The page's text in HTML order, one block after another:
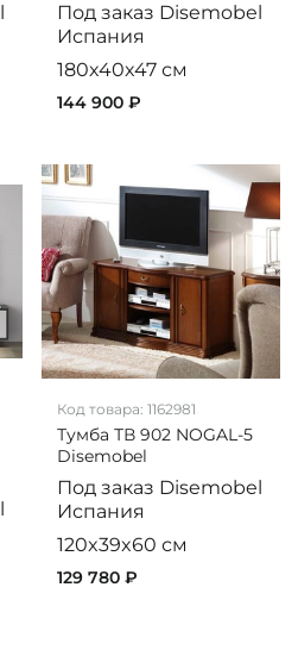
Под заказ Disemobel
Испания
180x40x47 см
144 900 ₽
Код товара: 1162981
Тумба ТВ 902 NOGAL-5
Disemobel
Под заказ Disemobel
Испания
120x39x60 см
129 780 ₽